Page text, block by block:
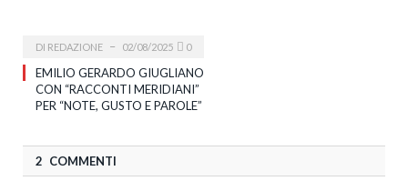
DI REDAZIONE 02/08/2025 0
EMILIO GERARDO GIUGLIANO
CON “RACCONTI MERIDIANI”
PER “NOTE, GUSTO E PAROLE”
2 COMMENTI